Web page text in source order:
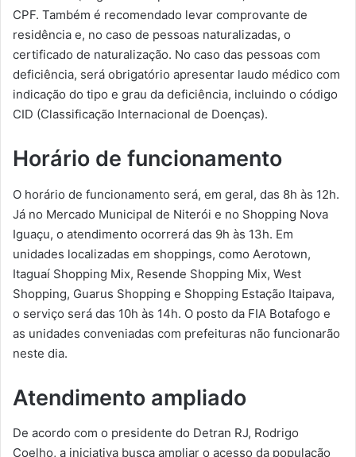
CPF. Também é recomendado levar comprovante de
residência e, no caso de pessoas naturalizadas, o
certificado de naturalização. No caso das pessoas com
deficiência, será obrigatório apresentar laudo médico com
indicação do tipo e grau da deficiência, incluindo o código
CID (Classificação Internacional de Doenças).
Horário de funcionamento
O horário de funcionamento será, em geral, das 8h às 12h.
Já no Mercado Municipal de Niterói e no Shopping Nova
Iguaçu, o atendimento ocorrerá das 9h às 13h. Em
unidades localizadas em shoppings, como Aerotown,
Itaguaí Shopping Mix, Resende Shopping Mix, West
Shopping, Guarus Shopping e Shopping Estação Itaipava,
o serviço será das 10h às 14h. O posto da FIA Botafogo e
as unidades conveniadas com prefeituras não funcionarão
neste dia.
Atendimento ampliado
De acordo com o presidente do Detran RJ, Rodrigo
Coelho, a iniciativa busca ampliar o acesso da população